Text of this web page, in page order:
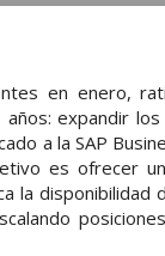
en enero,
expandir
a la SAP
es ofrecer
la disponibilidad